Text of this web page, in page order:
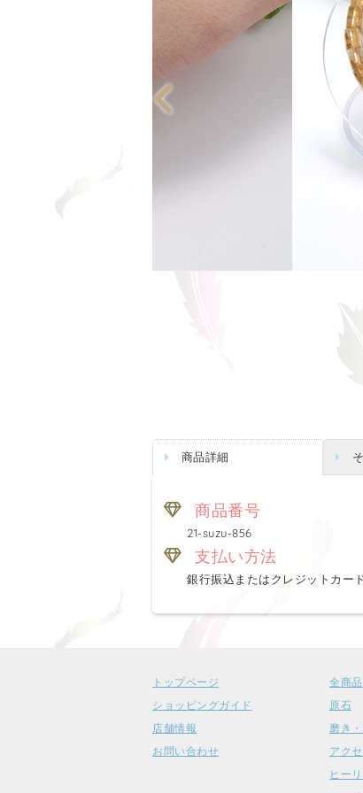
商品詳細
商品番号
21-suzu-856
支払い方法
銀行振込またはクレジットカー
トップページ
ショッピングガイド
店舗情報
お問い合わせ
全商
原石
磨き
アク
ヒー